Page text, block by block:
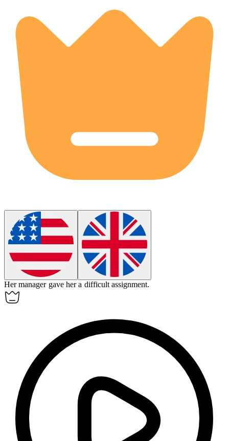
Her manager gave her a difficult assignment.